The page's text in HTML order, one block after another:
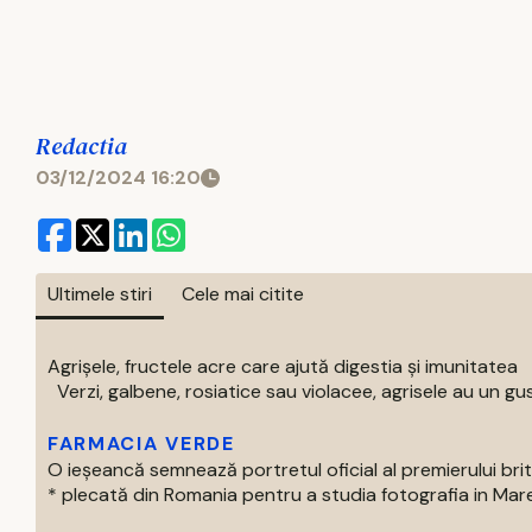
Redactia
03/12/2024 16:20
Ultimele stiri Cele mai citite
Agrișele, fructele acre care ajută digestia și imunitatea
Verzi, galbene, rosiatice sau violacee, agrisele au un
FARMACIA VERDE
O ieșeancă semnează portretul oficial al premierului
* plecată din Romania pentru a studia fotografia in